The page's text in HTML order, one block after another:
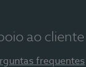
ao cliente
frequentes